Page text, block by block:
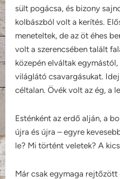
sült pogácsa, és bizony
kolbászból volt a kerítés.
meneteltek, de az öt éhes
volt a szerencsében talált
közepén elváltak
világlátó csavargásukat.
céltalan. Övék volt az ég, a
Esténként az erdő alján, a
újra és újra – egyre
le? Mi történt veletek? A
Már csak egymaga rejtőzött